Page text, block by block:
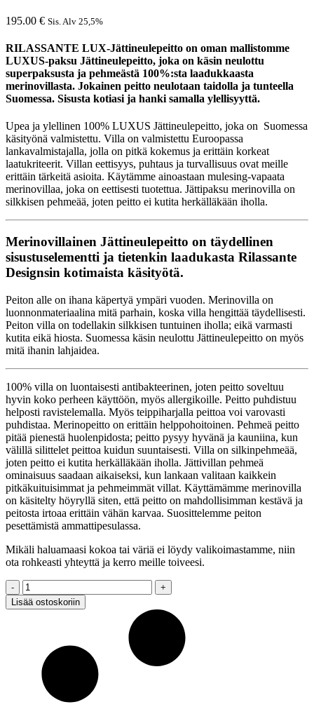
195.00 € Sis. Alv 25,5%
RILASSANTE LUX-Jättineulepeitto on oman mallistomme
LUXUS-paksu Jättineulepeitto, joka on käsin neulottu
superpaksusta ja pehmeästä 100%:sta laadukkaasta
merinovillasta. Jokainen peitto neulotaan taidolla ja tunteella
Suomessa. Sisusta kotiasi ja hanki samalla ylellisyyttä.
Upea ja ylellinen 100% LUXUS Jättineulepeitto, joka on Suomessa
käsityönä valmistettu. Villa on valmistettu Euroopassa
lankavalmistajalla, jolla on pitkä kokemus ja erittäin korkeat
laatukriteerit. Villan eettisyys, puhtaus ja turvallisuus ovat meille
erittäin tärkeitä asioita. Käytämme ainoastaan mulesing-vapaata
merinovillaa, joka on eettisesti tuotettua. Jättipaksu merinovilla on
silkkisen pehmeää, joten peitto ei kutita herkälläkään iholla.
Merinovillainen Jättineulepeitto on täydellinen
sisustuselementti ja tietenkin laadukasta Rilassante
Designsin kotimaista käsityötä.
Peiton alle on ihana käpertyä ympäri vuoden. Merinovilla on
luonnonmateriaalina mitä parhain, koska villa hengittää täydellisesti.
Peiton villa on todellakin silkkisen tuntuinen iholla; eikä varmasti
kutita eikä hiosta. Suomessa käsin neulottu Jättineulepeitto on myös
mitä ihanin lahjaidea.
100% villa on luontaisesti antibakteerinen, joten peitto soveltuu
hyvin koko perheen käyttöön, myös allergikoille. Peitto puhdistuu
helposti ravistelemalla. Myös teippiharjalla peittoa voi varovasti
puhdistaa. Merinopeitto on erittäin helppohoitoinen. Pehmeä peitto
pitää pienestä huolenpidosta; peitto pysyy hyvänä ja kauniina, kun
välillä silittelet peittoa kuidun suuntaisesti. Villa on silkinpehmeää,
joten peitto ei kutita herkälläkään iholla. Jättivillan pehmeä
ominaisuus saadaan aikaiseksi, kun lankaan valitaan kaikkein
pitkäkuituisimmat ja pehmeimmät villat. Käyttämämme merinovilla
on käsitelty höyryllä siten, että peitto on mahdollisimman kestävä ja
peitosta irtoaa erittäin vähän karvaa. Suosittelemme peiton
pesettämistä ammattipesulassa.
Mikäli haluamaasi kokoa tai väriä ei löydy valikoimastamme, niin
ota rohkeasti yhteyttä ja kerro meille toiveesi.
Jättineulepeitto,
MERINO
XXL,
Lisää ostoskoriin